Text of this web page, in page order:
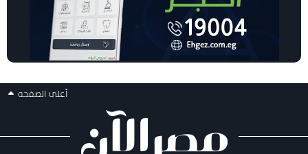
أعلى الصفحه